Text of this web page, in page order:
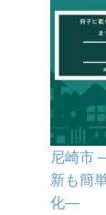
尼崎市
新も簡
化―